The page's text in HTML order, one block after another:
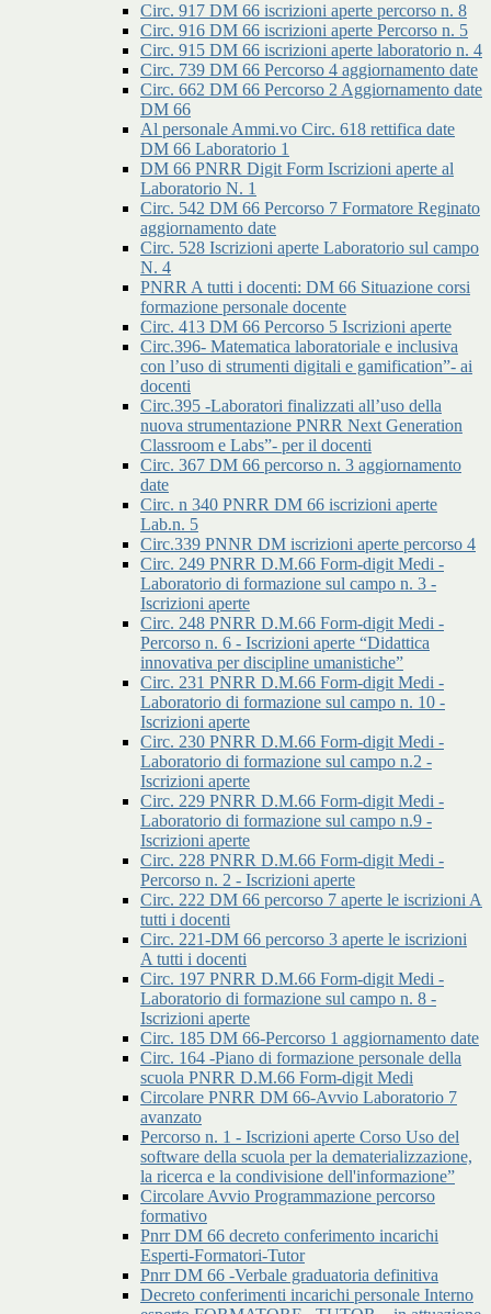
Circ. 917 DM 66 iscrizioni aperte percorso n. 8
Circ. 916 DM 66 iscrizioni aperte Percorso n. 5
Circ. 915 DM 66 iscrizioni aperte laboratorio n. 4
Circ. 739 DM 66 Percorso 4 aggiornamento date
Circ. 662 DM 66 Percorso 2 Aggiornamento date
DM 66
Al personale Ammi.vo Circ. 618 rettifica date
DM 66 Laboratorio 1
DM 66 PNRR Digit Form Iscrizioni aperte al
Laboratorio N. 1
Circ. 542 DM 66 Percorso 7 Formatore Reginato
aggiornamento date
Circ. 528 Iscrizioni aperte Laboratorio sul campo
N. 4
PNRR A tutti i docenti: DM 66 Situazione corsi
formazione personale docente
Circ. 413 DM 66 Percorso 5 Iscrizioni aperte
Circ.396- Matematica laboratoriale e inclusiva
con l’uso di strumenti digitali e gamification”- ai
docenti
Circ.395 -Laboratori finalizzati all’uso della
nuova strumentazione PNRR Next Generation
Classroom e Labs”- per il docenti
Circ. 367 DM 66 percorso n. 3 aggiornamento
date
Circ. n 340 PNRR DM 66 iscrizioni aperte
Lab.n. 5
Circ.339 PNNR DM iscrizioni aperte percorso 4
Circ. 249 PNRR D.M.66 Form-digit Medi -
Laboratorio di formazione sul campo n. 3 -
Iscrizioni aperte
Circ. 248 PNRR D.M.66 Form-digit Medi -
Percorso n. 6 - Iscrizioni aperte “Didattica
innovativa per discipline umanistiche”
Circ. 231 PNRR D.M.66 Form-digit Medi -
Laboratorio di formazione sul campo n. 10 -
Iscrizioni aperte
Circ. 230 PNRR D.M.66 Form-digit Medi -
Laboratorio di formazione sul campo n.2 -
Iscrizioni aperte
Circ. 229 PNRR D.M.66 Form-digit Medi -
Laboratorio di formazione sul campo n.9 -
Iscrizioni aperte
Circ. 228 PNRR D.M.66 Form-digit Medi -
Percorso n. 2 - Iscrizioni aperte
Circ. 222 DM 66 percorso 7 aperte le iscrizioni A
tutti i docenti
Circ. 221-DM 66 percorso 3 aperte le iscrizioni
A tutti i docenti
Circ. 197 PNRR D.M.66 Form-digit Medi -
Laboratorio di formazione sul campo n. 8 -
Iscrizioni aperte
Circ. 185 DM 66-Percorso 1 aggiornamento date
Circ. 164 -Piano di formazione personale della
scuola PNRR D.M.66 Form-digit Medi
Circolare PNRR DM 66-Avvio Laboratorio 7
avanzato
Percorso n. 1 - Iscrizioni aperte Corso Uso del
software della scuola per la dematerializzazione,
la ricerca e la condivisione dell'informazione”
Circolare Avvio Programmazione percorso
formativo
Pnrr DM 66 decreto conferimento incarichi
Esperti-Formatori-Tutor
Pnrr DM 66 -Verbale graduatoria definitiva
Decreto conferimenti incarichi personale Interno